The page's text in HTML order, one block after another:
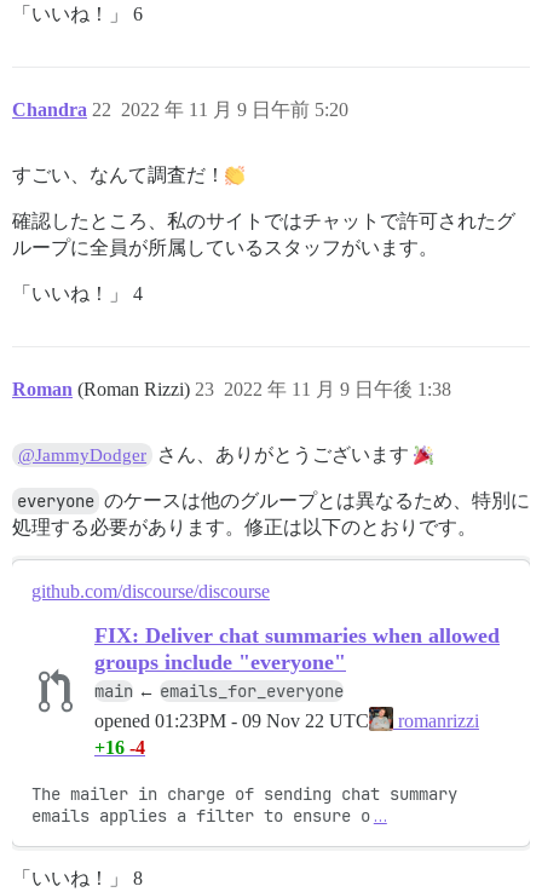
「いいね！」 6
Chandra 2022 年 11 月 9 日午前 5:20
22
すごい、なんて調査だ！
確認したところ、私のサイトではチャットで許可されたグ
ループに全員が所属しているスタッフがいます。
「いいね！」 4
Roman (Roman Rizzi) 2022 年 11 月 9 日午後 1:38
23
@JammyDodger さん、ありがとうございます
everyone のケースは他のグループとは異なるため、特別に
処理する必要があります。修正は以下のとおりです。
github.com/discourse/discourse
FIX: Deliver chat summaries when allowed
groups include "everyone"
main ← emails_for_everyone
opened 01:23PM - 09 Nov 22 UTC
romanrizzi
+16 -4
The mailer in charge of sending chat summary
emails applies a filter to ensure o …
「いいね！」 8